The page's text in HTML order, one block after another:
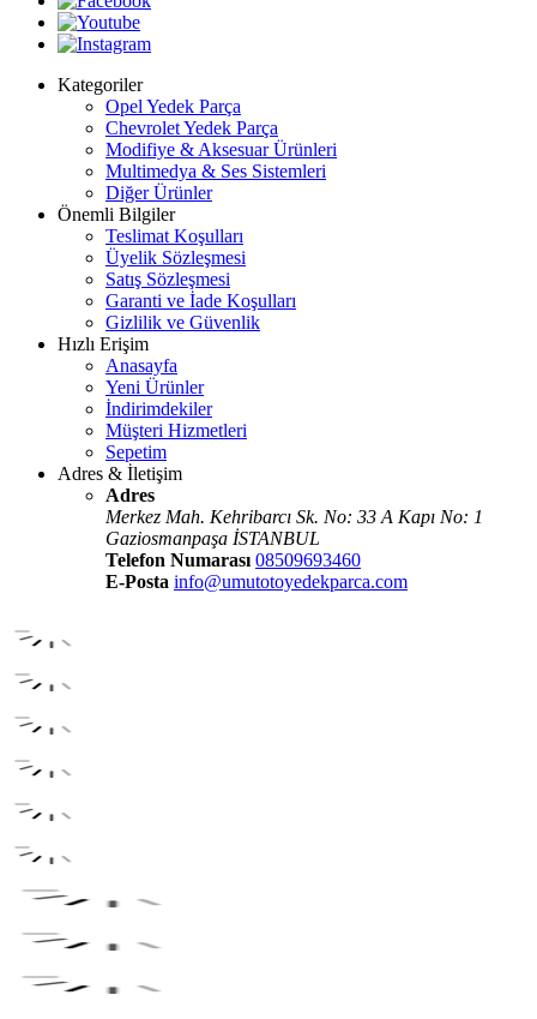
Kategoriler
Opel Yedek Parça
Chevrolet Yedek Parça
Modifiye & Aksesuar Ürünleri
Multimedya & Ses Sistemleri
Diğer Ürünler
Önemli Bilgiler
Teslimat Koşulları
Üyelik Sözleşmesi
Satış Sözleşmesi
Garanti ve İade Koşulları
Gizlilik ve Güvenlik
Hızlı Erişim
Anasayfa
Yeni Ürünler
İndirimdekiler
Müşteri Hizmetleri
Sepetim
Adres & İletişim
Adres
Merkez Mah. Kehribarcı Sk. No: 33 A Kapı No: 1
Gaziosmanpaşa İSTANBUL
Telefon Numarası 08509693460
E-Posta info@umutotoyedekparca.com